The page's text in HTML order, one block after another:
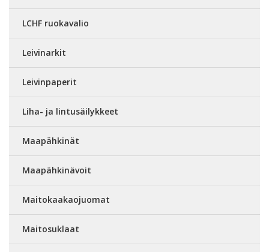
LCHF ruokavalio
Leivinarkit
Leivinpaperit
Liha- ja lintusäilykkeet
Maapähkinät
Maapähkinävoit
Maitokaakaojuomat
Maitosuklaat